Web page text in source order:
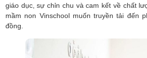
giáo dục, sự chỉn chu và cam kết về chất
mầm non Vinschool muốn truyền tải đến
đồng.